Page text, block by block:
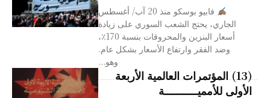
فابيو بوسكو منذ 20 آب/ أغسطس
الجاري، يحتج الشعب السوري على زيادة
أسعار البنزين والمحروقات بنسبة 170٪،
وضد الفقر وارتفاع الأسعار بشكل عام.
وهو...
(13) المؤتمرات العالمية الأربعة
الأولى للأمميـــــــــــة